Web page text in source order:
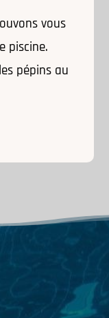
vous
piscine.
pépins au